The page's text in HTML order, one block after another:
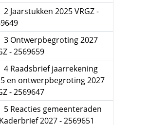
2 Jaarstukken 2025 VRGZ -
3 Ontwerpbegroting 2027
- 2569659
4 Raadsbrief jaarrekening
en ontwerpbegroting 2027
- 2569647
5 Reacties gemeenteraden
2027 - 2569651